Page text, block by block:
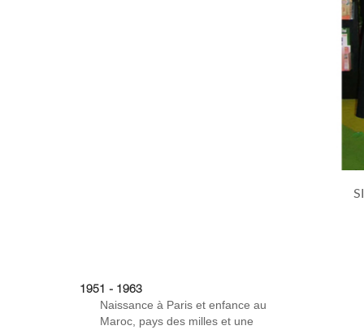
Salon
1951 - 1963
Naissance à Paris et enfance au
Maroc, pays des milles et une